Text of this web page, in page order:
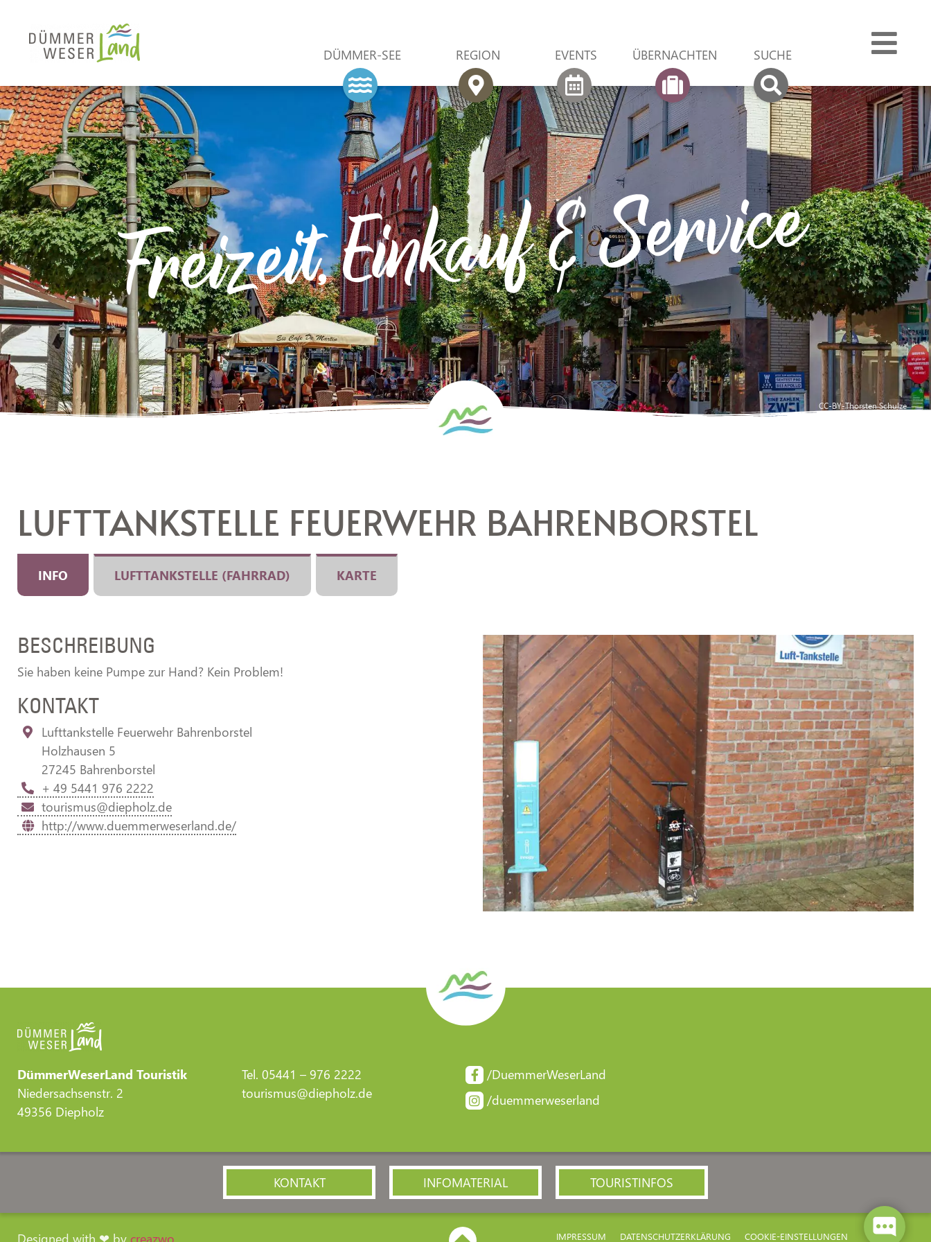
DÜMMER-SEE REGION EVENTS ÜBER­NACHTEN SUCHE
Freizeit, Einkauf & Service
CC-BY-Thorsten Schulze
LUFTTANKSTELLE FEUERWEHR BAHRENBORSTEL
INFO LUFTTANKSTELLE (FAHRRAD) KARTE
BESCHREIBUNG
Sie haben keine Pumpe zur Hand? Kein Problem!
KONTAKT
Lufttankstelle Feuerwehr Bahrenborstel
Holzhausen 5
27245 Bahrenborstel
+ 49 5441 976 2222
tourismus@diepholz.de
http://www.duemmerweserland.de/
DümmerWeserLand Touristik
Niedersachsenstr. 2
49356 Diepholz
Tel. 05441 – 976 2222
tourismus@diepholz.de
/DuemmerWeserLand
/duemmerweserland
KONTAKT INFOMATERIAL TOURISTINFOS
Designed with ❤ by creazwo IMPRESSUM DATENSCHUTZERKLÄRUNG COOKIE-EINSTELLUNGEN